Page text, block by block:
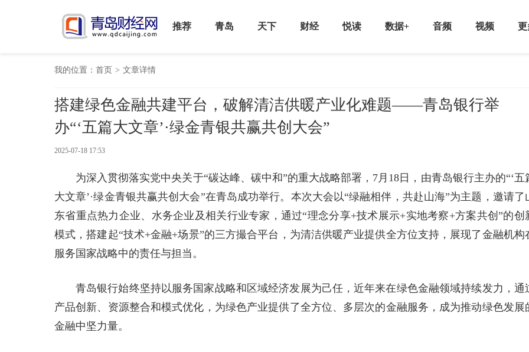
推荐 青岛 天下 财经 悦读 数据+ 音频 视频 更
我的位置： 首页 > 文章详情
搭建绿色金融共建平台，破解清洁供暖产业化难题——青岛银行举
办“‘五篇大文章’·绿金青银共赢共创大会”
2025-07-18 17:53
为深入贯彻落实党中央关于“碳达峰、碳中和”的重大战略部署，7月18日，由青岛银行主办的“‘五
大文章’·绿金青银共赢共创大会”在青岛成功举行。本次大会以“绿融相伴，共赴山海”为主题，邀请了
东省重点热力企业、水务企业及相关行业专家，通过“理念分享+技术展示+实地考察+方案共创”的创
模式，搭建起“技术+金融+场景”的三方撮合平台，为清洁供暖产业提供全方位支持，展现了金融机构
服务国家战略中的责任与担当。
青岛银行始终坚持以服务国家战略和区域经济发展为己任，近年来在绿色金融领域持续发力，通
产品创新、资源整合和模式优化，为绿色产业提供了全方位、多层次的金融服务，成为推动绿色发展
金融中坚力量。